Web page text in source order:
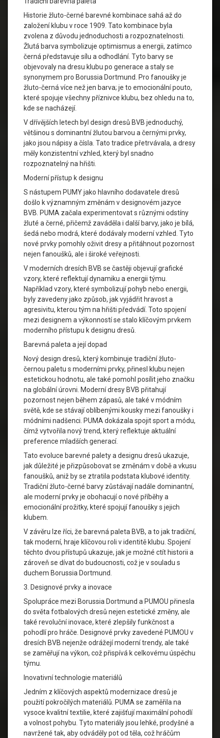
Historie žluto-černé barevné kombinace sahá až do
založení klubu v roce 1909. Tato kombinace byla
zvolena z důvodu jednoduchosti a rozpoznatelnosti.
Žlutá barva symbolizuje optimismus a energii, zatímco
černá představuje sílu a odhodlání. Tyto barvy se
objevovaly na dresu klubu po generace a staly se
synonymem pro Borussia Dortmund. Pro fanoušky je
žluto-černá více než jen barva; je to emocionální pouto,
které spojuje všechny příznivce klubu, bez ohledu na to,
kde se nacházejí.
V dřívějších letech byl design dresů BVB jednoduchý,
většinou s dominantní žlutou barvou a černými prvky,
jako jsou nápisy a čísla. Tato tradice přetrvávala, a dresy
měly konzistentní vzhled, který byl snadno
rozpoznatelný na hřišti.
Moderní přístup k designu
S nástupem PUMY jako hlavního dodavatele dresů
došlo k významným změnám v designovém jazyce
BVB. PUMA začala experimentovat s různými odstíny
žluté a černé, přičemž zaváděla i další barvy, jako je bílá,
šedá nebo modrá, které dodávaly moderní vzhled. Tyto
nové prvky pomohly oživit dresy a přitáhnout pozornost
nejen fanoušků, ale i široké veřejnosti.
V moderních dresích BVB se častěji objevují grafické
vzory, které reflektují dynamiku a energii týmu.
Například vzory, které symbolizují pohyb nebo energii,
byly zavedeny jako způsob, jak vyjádřit hravost a
agresivitu, kterou tým na hřišti předvádí. Toto spojení
mezi designem a výkonností se stalo klíčovým prvkem
moderního přístupu k designu dresů.
Barevná paleta a její dopad
Nový design dresů, který kombinuje tradiční žluto-
černou paletu s moderními prvky, přinesl klubu nejen
estetickou hodnotu, ale také pomohl posílit jeho značku
na globální úrovni. Moderní dresy BVB přitahují
pozornost nejen během zápasů, ale také v módním
světě, kde se stávají oblíbenými kousky mezi fanoušky i
módními nadšenci. PUMA dokázala spojit sport a módu,
čímž vytvořila nový trend, který reflektuje aktuální
preference mladších generací.
Tato evoluce barevné palety a designu dresů ukazuje,
jak důležité je přizpůsobovat se změnám v době a vkusu
fanoušků, aniž by se ztratila podstata klubové identity.
Tradiční žluto-černé barvy zůstávají nadále dominantní,
ale moderní prvky je obohacují o nové příběhy a
emocionální prožitky, které spojují fanoušky s jejich
klubem.
V závěru lze říci, že barevná paleta BVB, a to jak tradiční,
tak moderní, hraje klíčovou roli v identitě klubu. Spojení
těchto dvou přístupů ukazuje, jak je možné ctít historii a
zároveň se dívat do budoucnosti, což je v souladu s
duchem Borussia Dortmund.
3. Designové prvky a inovace
Spolupráce mezi Borussia Dortmund a PUMOU přinesla
do světa fotbalových dresů nejen estetické změny, ale
také revoluční inovace, které zlepšily funkčnost a
pohodlí pro hráče. Designové prvky zavedené PUMOU v
dresích BVB nejenže odrážejí moderní trendy, ale také
se zaměřují na výkon, což přispívá k celkovému úspěchu
týmu.
Inovativní technologie materiálů
Jedním z klíčových aspektů modernizace dresů je
použití pokročilých materiálů. PUMA se zaměřila na
vysoce kvalitní textilie, které zajišťují maximální pohodlí
a volnost pohybu. Tyto materiály jsou lehké, prodyšné a
navržené tak, aby odváděly pot od těla, což hráčům